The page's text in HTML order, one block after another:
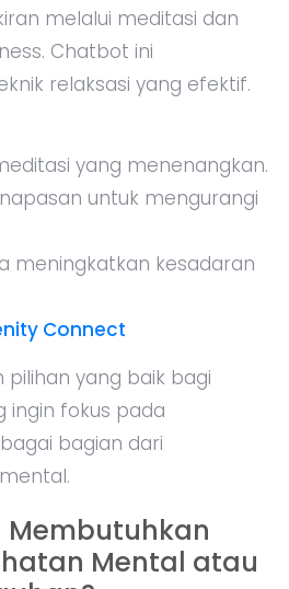
melalui meditasi dan
Chatbot ini
relaksasi yang efektif.
yang menenangkan.
untuk mengurangi
meningkatkan kesadaran
Connect
pilihan yang baik bagi
ingin fokus pada
bagian dari
Mental atau